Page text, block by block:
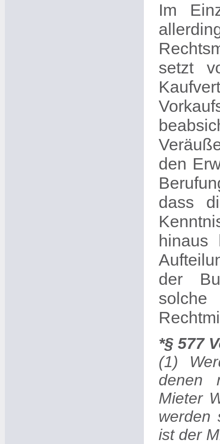
Im
setzt
den
dass
hinaus
der
*§ 577
(1)
denen
Mieter
werden
ist der